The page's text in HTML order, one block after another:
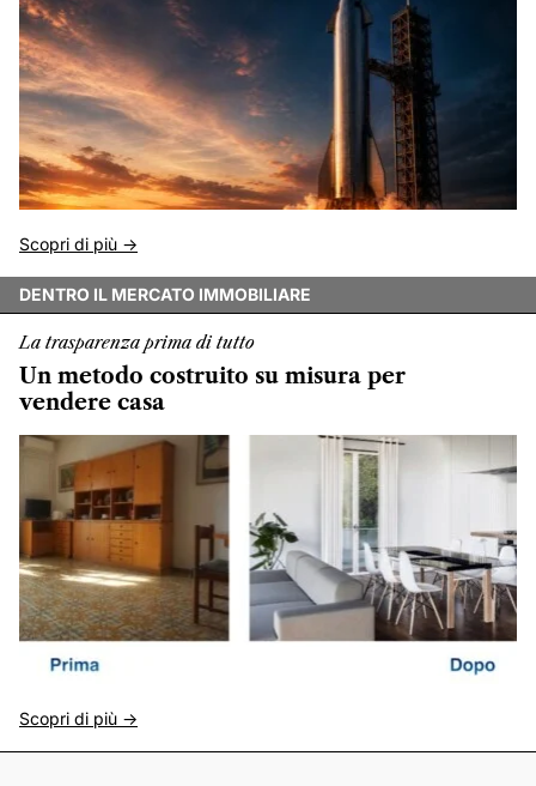
Scopri di più ->
DENTRO IL MERCATO IMMOBILIARE
La trasparenza prima di tutto
Un metodo costruito su misura per
vendere casa
Scopri di più ->